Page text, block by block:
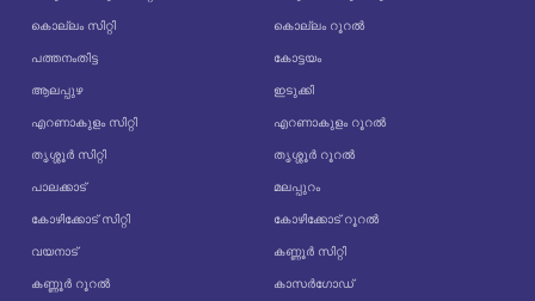
കൊല്ലം സിറ്റി
കൊല്ലം റൂറൽ
പത്തനംതിട്ട
കോട്ടയം
ആലപ്പുഴ
ഇടുക്കി
എറണാകുളം സിറ്റി
എറണാകുളം റൂറൽ
തൃശ്ശൂർ സിറ്റി
തൃശ്ശൂർ റൂറൽ
പാലക്കാട്
മലപ്പുറം
കോഴിക്കോട് സിറ്റി
കോഴിക്കോട് റൂറൽ
വയനാട്
കണ്ണൂർ സിറ്റി
കണ്ണൂർ റൂറൽ
കാസർഗോഡ്